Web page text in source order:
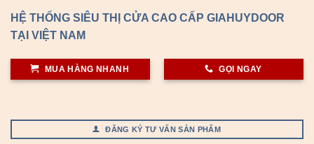
HỆ THỐNG SIÊU THỊ CỬA CAO CẤP GIAHUYDOOR
TẠI VIỆT NAM
MUA HÀNG NHANH GỌI NGAY
ĐĂNG KÝ TƯ VẤN SẢN PHẨM